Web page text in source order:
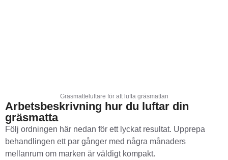
Gräsmatteluftare för att lufta gräsmattan
Arbetsbeskrivning hur du luftar din
gräsmatta
Följ ordningen här nedan för ett lyckat resultat. Upprepa
behandlingen ett par gånger med några månaders
mellanrum om marken är väldigt kompakt.